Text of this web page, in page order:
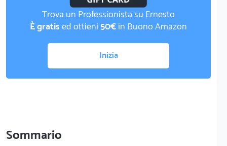
Trova un Professionista su Ernesto
È gratised ottieni50€in Buono Amazon
Inizia
Sommario